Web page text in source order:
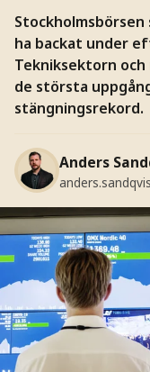
ha backat under
Tekniksektorn
de största
stängningsrekord.
Anders